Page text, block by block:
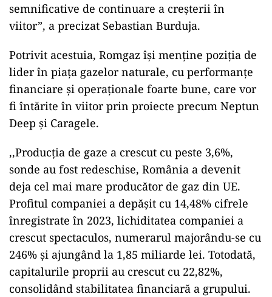
semnificative de continuare a creșterii în
viitor”, a precizat Sebastian Burduja.
Potrivit acestuia, Romgaz își menține poziția de
lider în piața gazelor naturale, cu performanțe
financiare și operaționale foarte bune, care vor
fi întărite în viitor prin proiecte precum Neptun
Deep și Caragele.
,,Producția de gaze a crescut cu peste 3,6%,
sonde au fost redeschise, România a devenit
deja cel mai mare producător de gaz din UE.
Profitul companiei a depășit cu 14,48% cifrele
înregistrate în 2023, lichiditatea companiei a
crescut spectaculos, numerarul majorându-se cu
246% și ajungând la 1,85 miliarde lei. Totodată,
capitalurile proprii au crescut cu 22,82%,
consolidând stabilitatea financiară a grupului.